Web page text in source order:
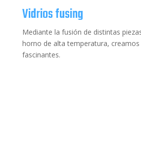
Vidrios fusing
Mediante la fusión de distintas
horno de alta temperatura,
fascinantes.